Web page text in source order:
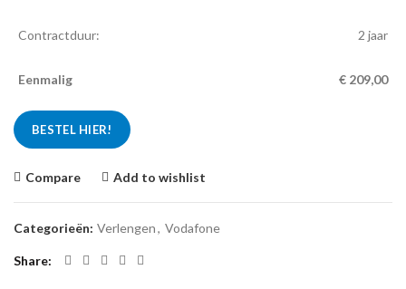
Contractduur: 2 jaar
Eenmalig € 209,00
BESTEL HIER!
Compare Add to wishlist
Categorieën: Verlengen, Vodafone
Share